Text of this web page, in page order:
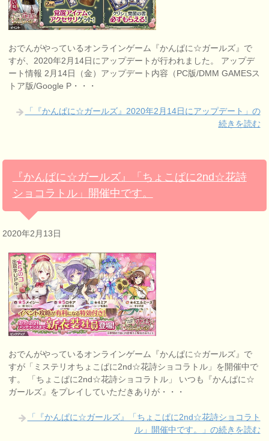
おでんがやっているオンラインゲーム『かんぱに☆ガールズ』で
すが、2020年2月14日にアップデートが行われました。 アップデ
ート情報 2月14日（金）アップデート内容（PC版/DMM GAMESス
トア版/Google P・・・
「『かんぱに☆ガールズ』2020年2月14日にアップデート」の
続きを読む
『かんぱに☆ガールズ』「ちょこぱに2nd☆花詩
ショコラトル」開催中です。
2020年2月13日
おでんがやっているオンラインゲーム『かんぱに☆ガールズ』で
すが「ミステリオちょこぱに2nd☆花詩ショコラトル」を開催中で
す。 「ちょこぱに2nd☆花詩ショコラトル」 いつも『かんぱに☆
ガールズ』をプレイしていただきありが・・・
「『かんぱに☆ガールズ』「ちょこぱに2nd☆花詩ショコラト
ル」開催中です。」の続きを読む